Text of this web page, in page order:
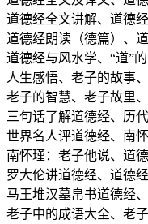
道德经全文讲解、道德
道德经朗读（德篇）、
道德经与风水学、“道”
人生感悟、老子的故事
老子的智慧、老子故里
三句话了解道德经、历
世界名人评道德经、南
南怀瑾：老子他说、道
罗大伦讲道德经、道德
马王堆汉墓帛书道德经
老子中的成语大全、老